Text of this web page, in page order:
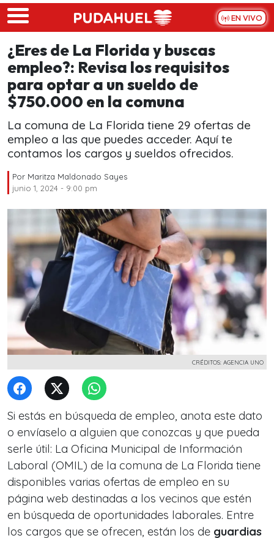
Skip to main content
EN VIVO
¿Eres de La Florida y buscas
empleo?: Revisa los requisitos
para optar a un sueldo de
$750.000 en la comuna
La comuna de La Florida tiene 29 ofertas de
empleo a las que puedes acceder. Aquí te
contamos los cargos y sueldos ofrecidos.
Por Maritza Maldonado Sayes
junio 1, 2024 - 9:00 pm
CRÉDITOS: AGENCIA UNO
Si estás en búsqueda de empleo, anota este dato
o envíaselo a alguien que conozcas y que pueda
serle útil: La Oficina Municipal de Información
Laboral (OMIL) de la comuna de La Florida tiene
disponibles varias ofertas de empleo en su
página web destinadas a los vecinos que estén
en búsqueda de oportunidades laborales. Entre
los cargos que se ofrecen, están los de guardias